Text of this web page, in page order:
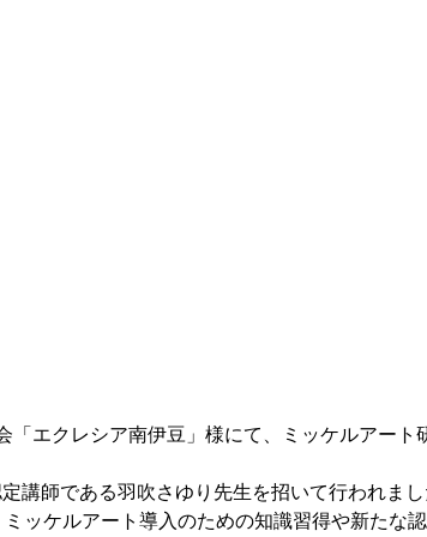
エクレシア南伊豆」様にて、ミッケルアート
講師である羽吹さゆり先生を招いて行われま
ッケルアート導入のための知識習得や新たな